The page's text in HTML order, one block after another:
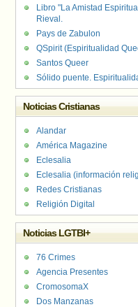
Libro "La Amistad
Rieval.
Pays de Zabulon
QSpirit (Espiritualidad
Santos Queer
Sólido puente.
Noticias Cristianas
Alandar
América Magazine
Eclesalia
Eclesalia (información
Redes Cristianas
Religión Digital
Noticias LGTBI+
76 Crimes
Agencia Presentes
CromosomaX
Dos Manzanas